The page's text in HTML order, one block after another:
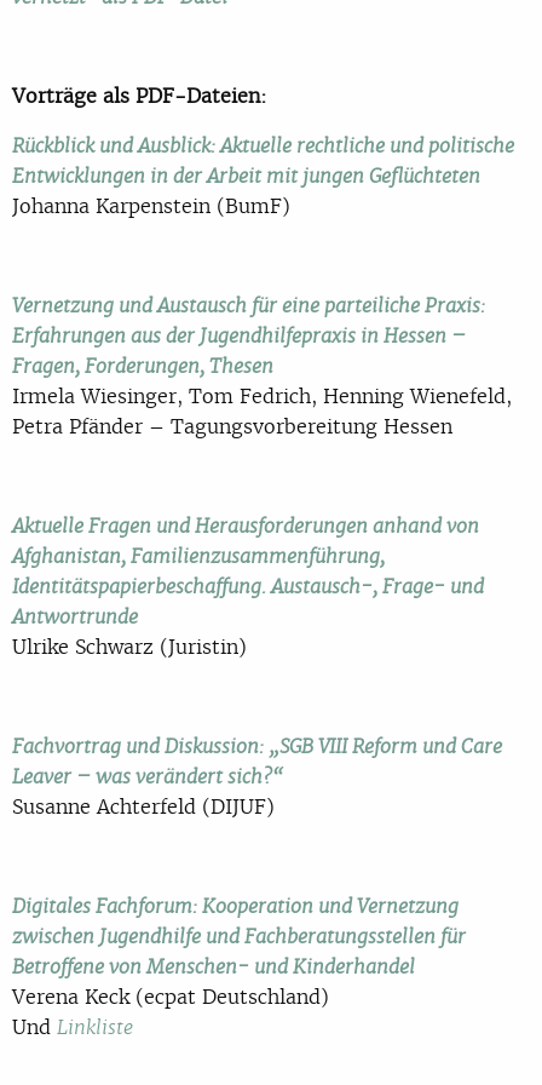
Vorträge als PDF-Dateien:
Rückblick und Ausblick: Aktuelle rechtliche und politische
Entwicklungen in der Arbeit mit jungen Geflüchteten
Johanna Karpenstein (BumF)
Vernetzung und Austausch für eine parteiliche Praxis:
Erfahrungen aus der Jugendhilfepraxis in Hessen –
Fragen, Forderungen, Thesen
Irmela Wiesinger, Tom Fedrich, Henning Wienefeld,
Petra Pfänder – Tagungsvorbereitung Hessen
Aktuelle Fragen und Herausforderungen anhand von
Afghanistan, Familienzusammenführung,
Identitätspapierbeschaffung. Austausch-, Frage- und
Antwortrunde
Ulrike Schwarz (Juristin)
Fachvortrag und Diskussion: „SGB VIII Reform und Care
Leaver – was verändert sich?“
Susanne Achterfeld (DIJUF)
Digitales Fachforum: Kooperation und Vernetzung
zwischen Jugendhilfe und Fachberatungsstellen für
Betroffene von Menschen- und Kinderhandel
Verena Keck (ecpat Deutschland)
Und Linkliste